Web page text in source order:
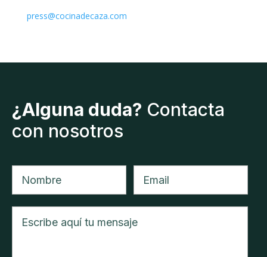
press@cocinadecaza.com
¿Alguna duda? Contacta
con nosotros